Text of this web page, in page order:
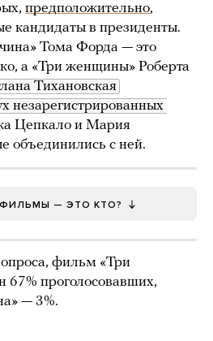
предположительно,
кандидаты в президенты.
Тома Форда — это
а «Три женщины» Роберта
Тихановская
незарегистрированных
Цепкало и Мария
объединились с ней.
— ЭТО КТО?
опроса, фильм «Три
проголосовавших,
— 3%.